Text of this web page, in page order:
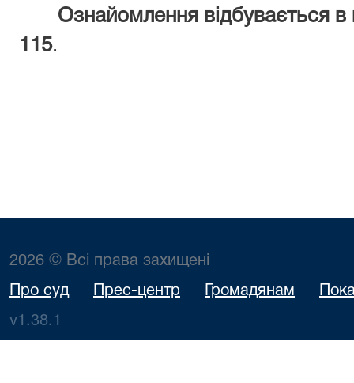
Ознайомлення відбувається в
115.
2026 © Всі права захищені
Про суд Прес-центр Громадянам
v1.38.1